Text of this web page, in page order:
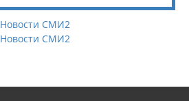
Новости СМИ2
Новости СМИ2